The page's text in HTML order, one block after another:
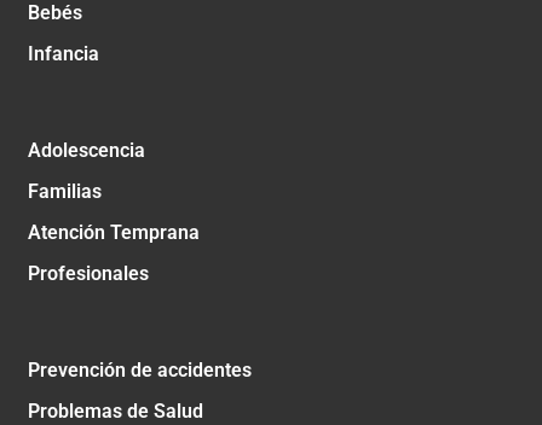
Bebés
Infancia
Adolescencia
Familias
Atención Temprana
Profesionales
Prevención de accidentes
Problemas de Salud